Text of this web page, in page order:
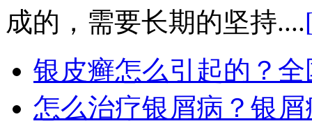
成的，需要长期的坚持....
银皮癣怎么引起的？全
怎么治疗银屑病？银屑